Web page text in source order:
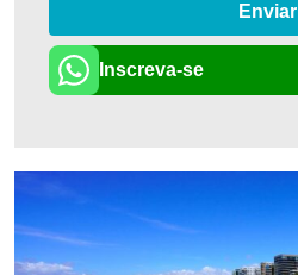
Enviar
Inscreva-se